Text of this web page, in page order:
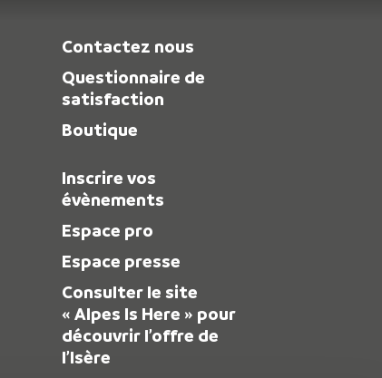
Contactez nous
Questionnaire de
satisfaction
Boutique
Inscrire vos
évènements
Espace pro
Espace presse
Consulter le site
« Alpes Is Here » pour
découvrir l’offre de
l’Isère